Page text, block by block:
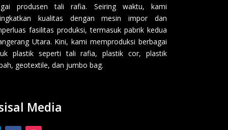
produsen tali rafia. Seiring waktu, kami
kualitas dengan mesin impor dan
fasilitas produksi, termasuk pabrik kedua
Utara. Kini, kami memproduksi berbagai
plastik seperti tali rafia, plastik cor, plastik
geotextile, dan jumbo bag.
Media